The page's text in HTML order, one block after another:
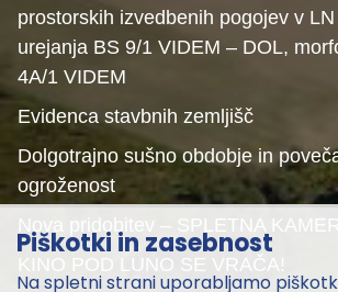
prostorskih izvedbenih pogojev v
urejanja BS 9/1 VIDEM – DOL,
4A/1 VIDEM
Evidenca stavbnih zemljišč
Dolgotrajno sušno obdobje in
ogroženost
Nova pridobitev – SPLETNA
KINO POD LUNO SE VRAČA!
Piškotki in zasebnost
Na spletni strani uporabljamo